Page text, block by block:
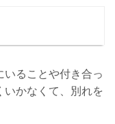
ることや付き合っ
かなくて、別れを